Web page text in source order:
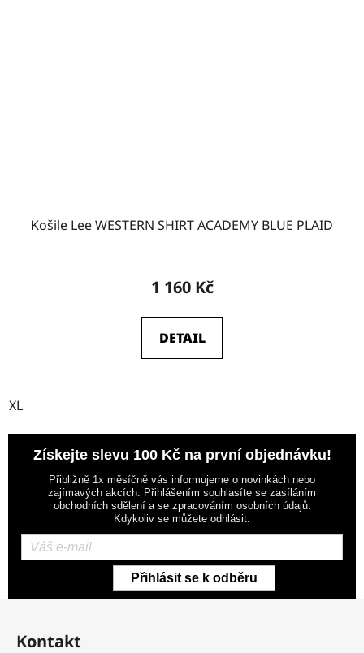
Košile Lee WESTERN SHIRT ACADEMY BLUE PLAID
1 160 Kč
DETAIL
XL
Získejte slevu 100 Kč na první objednávku!
Přibližně 1x měsíčně vás informujeme o novinkách nebo
zajímavých akcích. Přihlášením souhlasíte se zasíláním
obchodních sdělení a se zpracováním osobních údajů.
Kdykoliv se můžete odhlásit.
Přihlásit se k odběru
Z
Kontakt